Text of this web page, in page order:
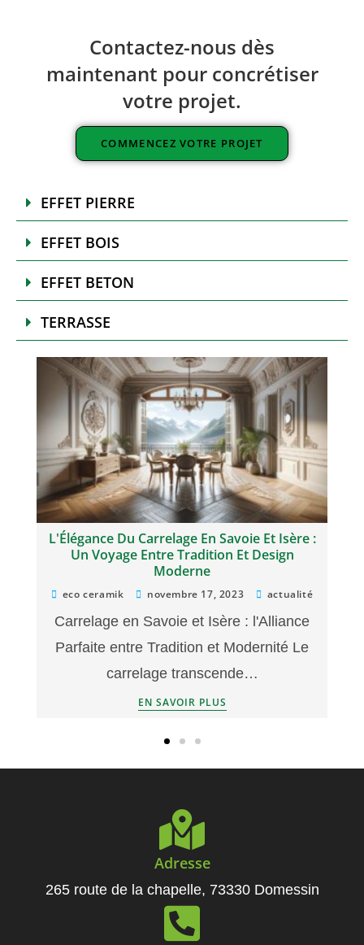
Contactez-nous dès
maintenant pour concrétiser
votre projet.
COMMENCEZ VOTRE PROJET
EFFET PIERRE
EFFET BOIS
EFFET BETON
TERRASSE
L'Élégance Du Carrelage En Savoie Et Isère :
Un Voyage Entre Tradition Et Design
Moderne
eco ceramik novembre 17, 2023 actualité
Carrelage en Savoie et Isère : l'Alliance
Parfaite entre Tradition et Modernité Le
carrelage transcende…
EN SAVOIR PLUS
Adresse
265 route de la chapelle, 73330 Domessin